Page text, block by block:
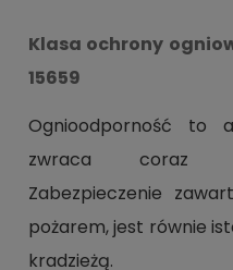
Klasa ochrony
15659
Ognioodporność to
zwraca coraz
Zabezpieczenie
pożarem, jest równie
kradzieżą.